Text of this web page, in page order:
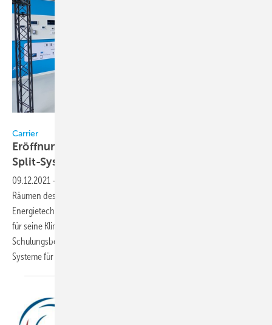
Carrier
Eröffnung von Trainingszentrum für VRF- und
Split-Systeme
09.12.2021 -
Räumen des Informationszentrums für Kälte-, Klima- und
Energietechnik (IKKE) in Duisburg ein 150 m² großes Trainingszentrum
für seine Klimatechnikprodukte. Anlässlich des Jubiläums wurde der
Schulungsbereich um 100 m² erweitert, um auch VRF und Split-
Systeme für dieses wachsende Segment zu